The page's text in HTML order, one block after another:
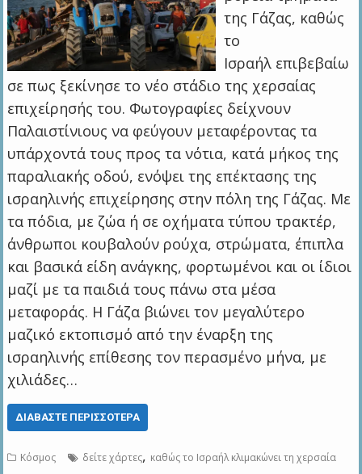
της Γάζας, καθώς
το
Ισραήλ επιβεβαίω
σε πως ξεκίνησε το νέο στάδιο της χερσαίας
επιχείρησής του. Φωτογραφίες δείχνουν
Παλαιστίνιους να φεύγουν μεταφέροντας τα
υπάρχοντά τους προς τα νότια, κατά μήκος της
παραλιακής οδού, ενόψει της επέκτασης της
ισραηλινής επιχείρησης στην πόλη της Γάζας. Με
τα πόδια, με ζώα ή σε οχήματα τύπου τρακτέρ,
άνθρωποι κουβαλούν ρούχα, στρώματα, έπιπλα
και βασικά είδη ανάγκης, φορτωμένοι και οι ίδιοι
μαζί με τα παιδιά τους πάνω στα μέσα
μεταφοράς. Η Γάζα βιώνει τον μεγαλύτερο
μαζικό εκτοπισμό από την έναρξη της
ισραηλινής επίθεσης τον περασμένο μήνα, με
χιλιάδες…
ΔΙΑΒΆΣΤΕ ΠΕΡΙΣΣΌΤΕΡΑ
Κόσμος δείτε χάρτες, καθώς το Ισραήλ κλιμακώνει τη χερσαία